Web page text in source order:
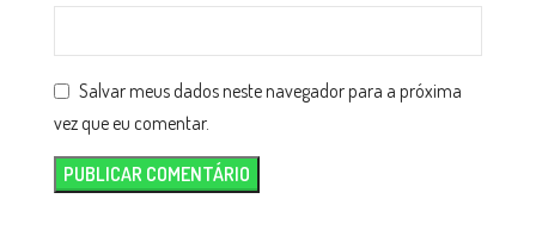
Salvar meus dados neste navegador para a próxima
vez que eu comentar.